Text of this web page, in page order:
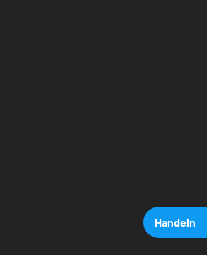
Handeln